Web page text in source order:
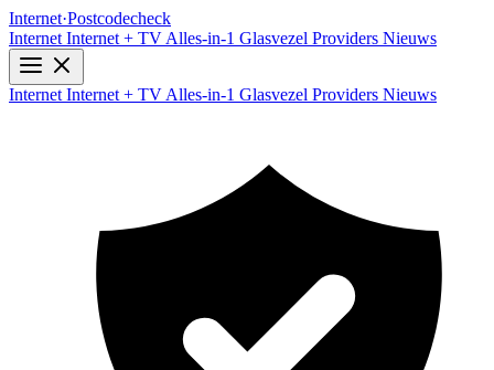
Internet·Postcodecheck
Internet Internet + TV Alles-in-1 Glasvezel Providers Nieuws
Internet Internet + TV Alles-in-1 Glasvezel Providers Nieuws